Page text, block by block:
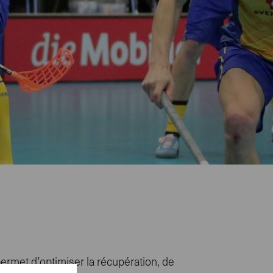
d’optimiser la récupération, de